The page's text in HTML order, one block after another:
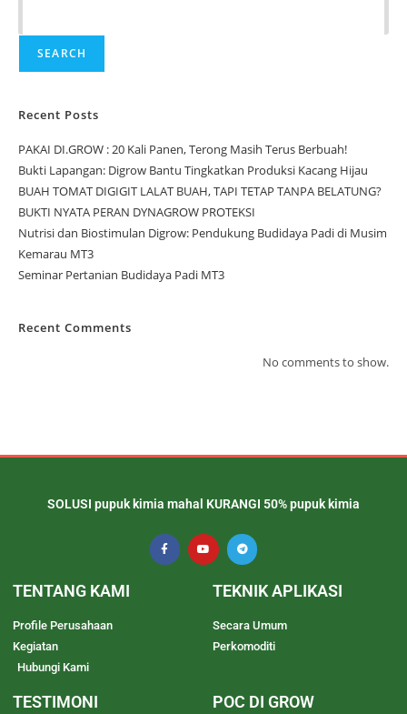
SEARCH
Recent Posts
PAKAI DI.GROW : 20 Kali Panen, Terong Masih Terus Berbuah!
Bukti Lapangan: Digrow Bantu Tingkatkan Produksi Kacang Hijau
BUAH TOMAT DIGIGIT LALAT BUAH, TAPI TETAP TANPA BELATUNG?
BUKTI NYATA PERAN DYNAGROW PROTEKSI
Nutrisi dan Biostimulan Digrow: Pendukung Budidaya Padi di Musim
Kemarau MT3
Seminar Pertanian Budidaya Padi MT3
Recent Comments
No comments to show.
SOLUSI pupuk kimia mahal KURANGI 50% pupuk kimia
TENTANG KAMI
Profile Perusahaan
Kegiatan
Hubungi Kami
TEKNIK APLIKASI
Secara Umum
Perkomoditi
TESTIMONI POC DI GROW